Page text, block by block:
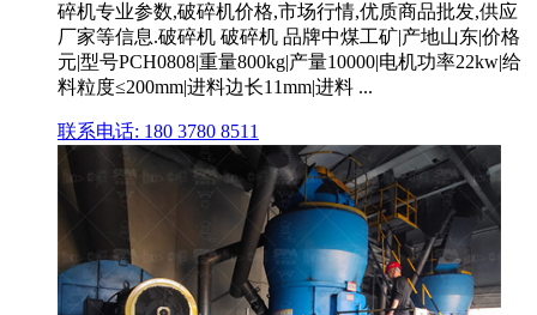
碎机专业参数,破碎机价格,市场行情,优质商品批发,供应
厂家等信息.破碎机 破碎机 品牌中煤工矿|产地山东|价格
元|型号PCH0808|重量800kg|产量10000|电机功率22kw|给
料粒度≤200mm|进料边长11mm|进料 ...
联系电话: 180 3780 8511